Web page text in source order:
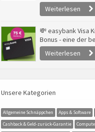
Weiterlesen
💸 easybank Visa
Bonus - eine der
Weiterlesen
Unsere Kategorien
Allgemeine Schnäppchen Apps & Software
Cashback & Geld-zurück-Garantie